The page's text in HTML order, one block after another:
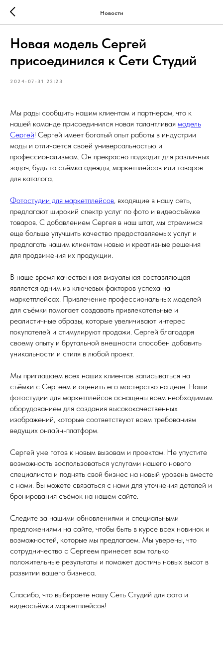
Новости
Новая модель Сергей
присоединился к Сети Студий
2024-07-31 22:23
Мы рады сообщить нашим клиентам и партнерам, что к
нашей команде присоединился новая талантливая модель
Сергей! Сергей имеет богатый опыт работы в индустрии
моды и отличается своей универсальностью и
профессионализмом. Он прекрасно подходит для различных
задач, будь то съёмка одежды, маркетплейсов или товаров
для каталога.
Фотостудии для маркетплейсов, входящие в нашу сеть,
предлагают широкий спектр услуг по фото и видеосъёмке
товаров. С добавлением Сергея в наш штат, мы стремимся
еще больше улучшить качество предоставляемых услуг и
предлагать нашим клиентам новые и креативные решения
для продвижения их продукции.
В наше время качественная визуальная составляющая
является одним из ключевых факторов успеха на
маркетплейсах. Привлечение профессиональных моделей
для съёмки помогает создавать привлекательные и
реалистичные образы, которые увеличивают интерес
покупателей и стимулируют продажи. Сергей благодаря
своему опыту и брутальной внешности способен добавить
уникальности и стиля в любой проект.
Мы приглашаем всех наших клиентов записываться на
съёмки с Сергеем и оценить его мастерство на деле. Наши
фотостудии для маркетплейсов оснащены всем необходимым
оборудованием для создания высококачественных
изображений, которые соответствуют всем требованиям
ведущих онлайн-платформ.
Сергей уже готов к новым вызовам и проектам. Не упустите
возможность воспользоваться услугами нашего нового
специалиста и поднять свой бизнес на новый уровень вместе
с нами. Вы можете связаться с нами для уточнения деталей и
бронирования съёмок на нашем сайте.
Следите за нашими обновлениями и специальными
предложениями на сайте, чтобы быть в курсе всех новинок и
возможностей, которые мы предлагаем. Мы уверены, что
сотрудничество с Сергеем принесет вам только
положительные результаты и поможет достичь новых высот в
развитии вашего бизнеса.
Спасибо, что выбираете нашу Сеть Студий для фото и
видеосъёмки маркетплейсов!